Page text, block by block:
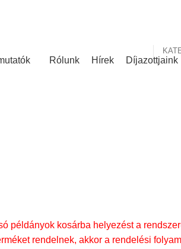
Rólunk Hírek Díjazottjaink
példányok kosárba helyezést a
rendelnek, akkor a rendelési